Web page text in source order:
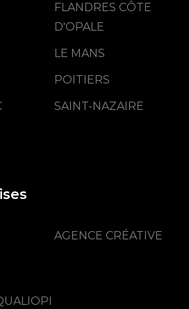
FLANDRES CÔTE
D'OPALE
LE MANS
POITIERS
SAINT-NAZAIRE
AGENCE CRÉATIVE